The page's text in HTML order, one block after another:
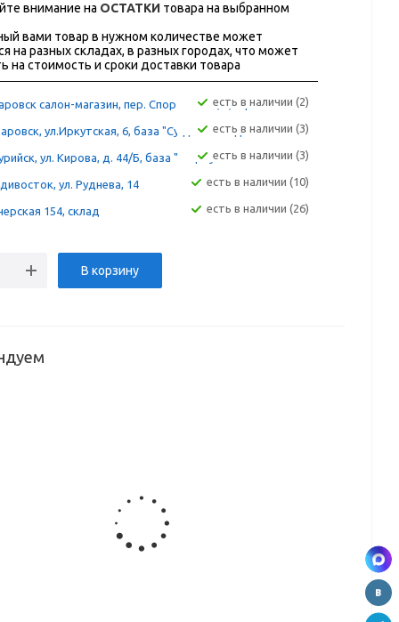
внимание на ОСТАТКИ товара на выбранном
вами товар в нужном количестве может
на разных складах, в разных городах, что может
на стоимость и сроки доставки товара
салон-магазин, пер. Спортивный, 4, офис 202
Есть в наличии (2)
ул.Иркутская, 6, база "Сугдак" склад 12АЕсть в наличии (3)
ул. Кирова, д. 44/Б, база "Фортуна"Есть в наличии (3)
ул. Руднева, 14 Есть в наличии (10)
154, склад Есть в наличии (26)
В корзину
Сушка в
угловую
(600x568x295),